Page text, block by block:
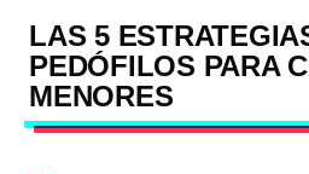
LAS 5
PEDÓFILOS PARA
MENORES